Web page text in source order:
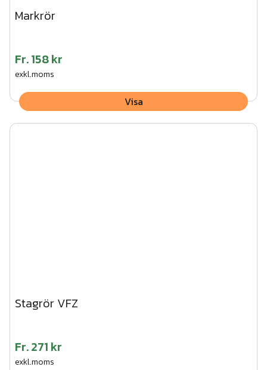
Markrör
Fr.158 kr
exkl.moms
Visa
Stagrör VFZ
Fr.271 kr
exkl.moms